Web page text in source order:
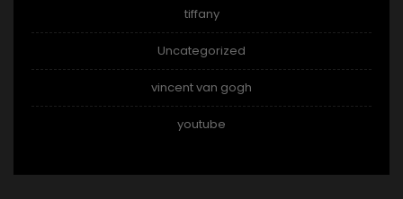
tiffany
Uncategorized
vincent van gogh
youtube